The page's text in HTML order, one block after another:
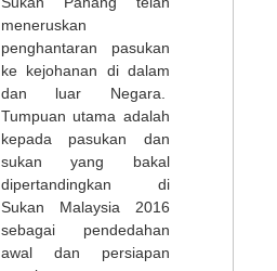
meneruskan
penghantaran pasukan
ke kejohanan di dalam
dan luar Negara.
Tumpuan utama adalah
kepada pasukan dan
sukan yang bakal
dipertandingkan di
Sukan Malaysia 2016
sebagai pendedahan
awal dan persiapan